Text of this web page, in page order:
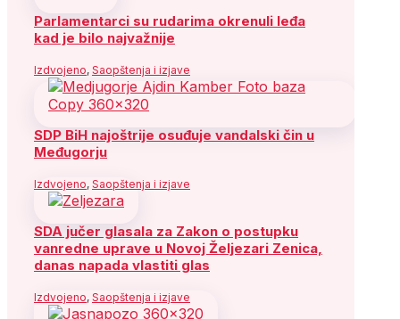
Parlamentarci su rudarima okrenuli leđa
kad je bilo najvažnije
Izdvojeno, Saopštenja i izjave
SDP BiH najoštrije osuđuje vandalski čin u
Međugorju
Izdvojeno, Saopštenja i izjave
SDA jučer glasala za Zakon o postupku
vanredne uprave u Novoj Željezari Zenica,
danas napada vlastiti glas
Izdvojeno, Saopštenja i izjave